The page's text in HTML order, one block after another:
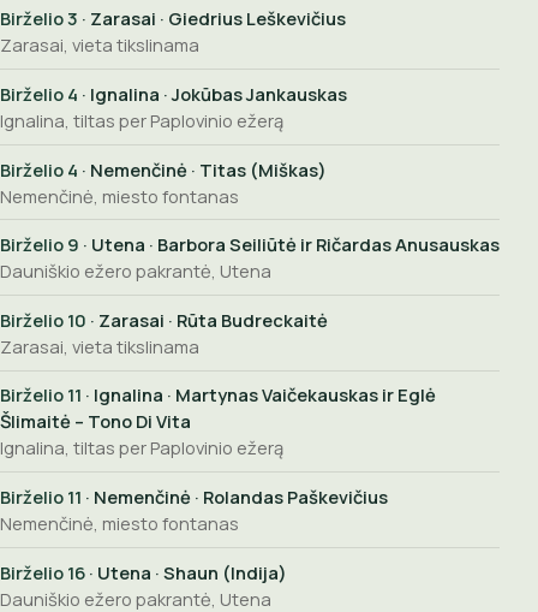
Birželio 3 · Zarasai · Giedrius Leškevičius
Zarasai, vieta tikslinama
Birželio 4 · Ignalina · Jokūbas Jankauskas
Ignalina, tiltas per Paplovinio ežerą
Birželio 4 · Nemenčinė · Titas (Miškas)
Nemenčinė, miesto fontanas
Birželio 9 · Utena · Barbora Seiliūtė ir Ričardas Anusauskas
Dauniškio ežero pakrantė, Utena
Birželio 10 · Zarasai · Rūta Budreckaitė
Zarasai, vieta tikslinama
Birželio 11 · Ignalina · Martynas Vaičekauskas ir Eglė
Šlimaitė – Tono Di Vita
Ignalina, tiltas per Paplovinio ežerą
Birželio 11 · Nemenčinė · Rolandas Paškevičius
Nemenčinė, miesto fontanas
Birželio 16 · Utena · Shaun (Indija)
Dauniškio ežero pakrantė, Utena